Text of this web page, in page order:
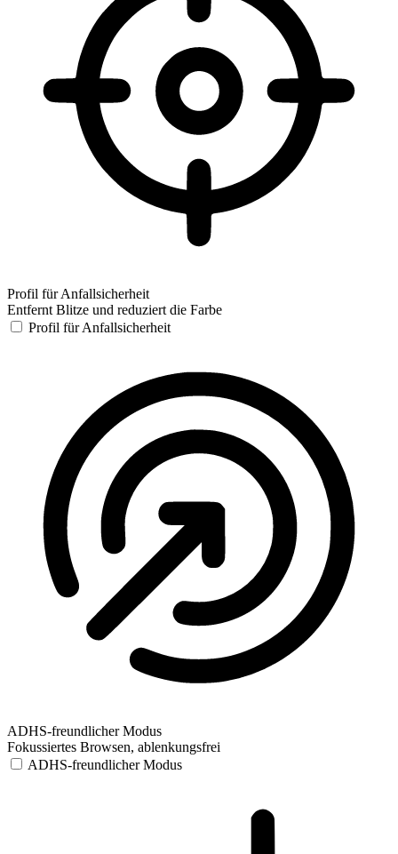
Profil für Anfallsicherheit
Entfernt Blitze und reduziert die Farbe
Profil für Anfallsicherheit
ADHS-freundlicher Modus
Fokussiertes Browsen, ablenkungsfrei
ADHS-freundlicher Modus